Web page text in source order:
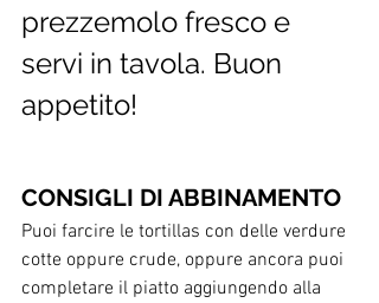
prezzemolo fresco e
servi in tavola. Buon
appetito!
CONSIGLI DI ABBINAMENTO
Puoi farcire le tortillas con delle verdure
cotte oppure crude, oppure ancora puoi
completare il piatto aggiungendo alla